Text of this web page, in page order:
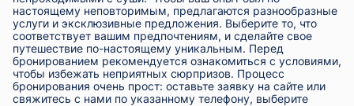
настоящему неповторимым, предлагаются разнообразные
услуги и эксклюзивные предложения. Выберите то, что
соответствует вашим предпочтениям, и сделайте свое
путешествие по-настоящему уникальным. Перед
бронированием рекомендуется ознакомиться с условиями,
чтобы избежать неприятных сюрпризов. Процесс
бронирования очень прост: оставьте заявку на сайте или
свяжитесь с нами по указанному телефону, выберите